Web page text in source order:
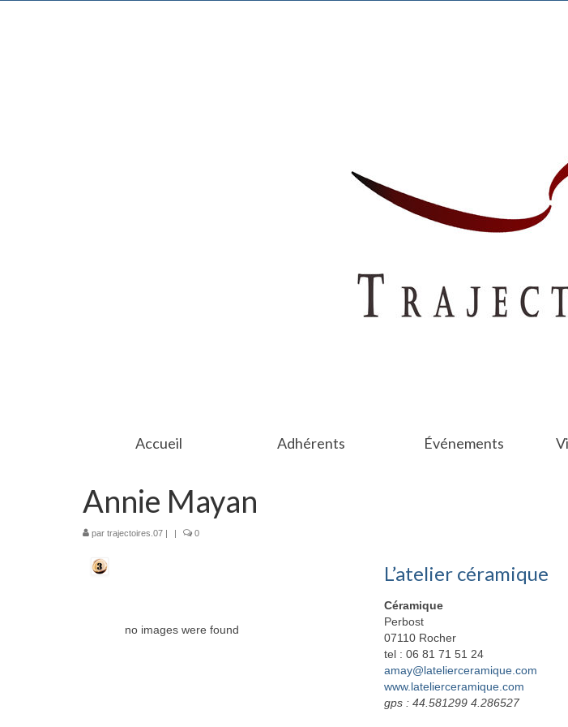
Accueil Adhérents Événements
Annie Mayan
par trajectoires.07 | | 0
no images were found
L’atelier céramique
Céramique
Perbost
07110 Rocher
tel : 06 81 71 51 24
amay@latelierceramique.com
www.latelierceramique.com
gps : 44.581299 4.286527